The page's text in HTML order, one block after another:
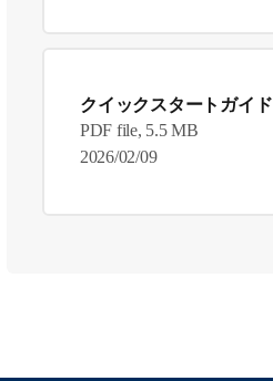
クイックスタートガイド
PDF file, 5.5 MB
2026/02/09